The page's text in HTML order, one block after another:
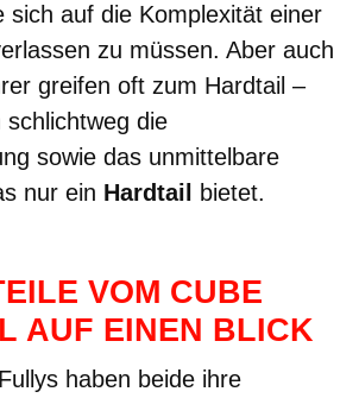
sich auf die Komplexität einer
zu müssen. Aber auch
greifen oft zum Hardtail –
die
sowie das unmittelbare
nur ein Hardtail bietet.
VOM CUBE
AUF EINEN BLICK
haben beide ihre